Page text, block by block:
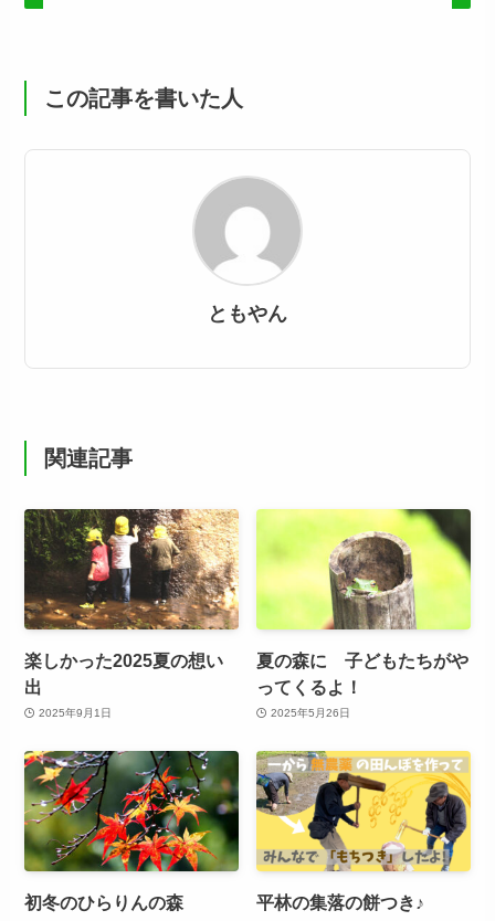
この記事を書いた人
ともやん
関連記事
楽しかった2025夏の想い
出
2025年9月1日
夏の森に 子どもたちがや
ってくるよ！
2025年5月26日
初冬のひらりんの森 平林の集落の餅つき♪